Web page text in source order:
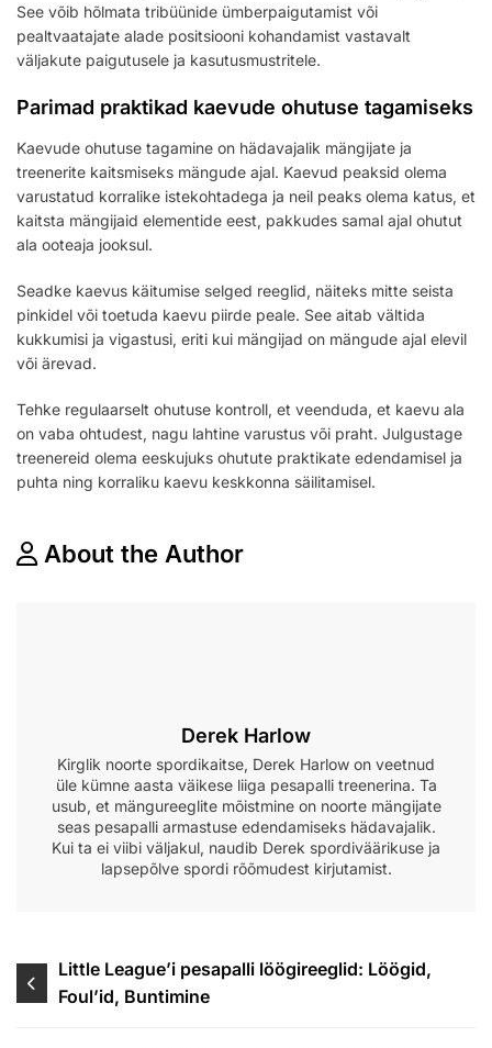
See võib hõlmata tribüünide ümberpaigutamist või
pealtvaatajate alade positsiooni kohandamist vastavalt
väljakute paigutusele ja kasutusmustritele.
Parimad praktikad kaevude ohutuse tagamiseks
Kaevude ohutuse tagamine on hädavajalik mängijate ja
treenerite kaitsmiseks mängude ajal. Kaevud peaksid olema
varustatud korralike istekohtadega ja neil peaks olema katus, et
kaitsta mängijaid elementide eest, pakkudes samal ajal ohutut
ala ooteaja jooksul.
Seadke kaevus käitumise selged reeglid, näiteks mitte seista
pinkidel või toetuda kaevu piirde peale. See aitab vältida
kukkumisi ja vigastusi, eriti kui mängijad on mängude ajal elevil
või ärevad.
Tehke regulaarselt ohutuse kontroll, et veenduda, et kaevu ala
on vaba ohtudest, nagu lahtine varustus või praht. Julgustage
treenereid olema eeskujuks ohutute praktikate edendamisel ja
puhta ning korraliku kaevu keskkonna säilitamisel.
About the Author
Derek Harlow
Kirglik noorte spordikaitse, Derek Harlow on veetnud
üle kümne aasta väikese liiga pesapalli treenerina. Ta
usub, et mängureeglite mõistmine on noorte mängijate
seas pesapalli armastuse edendamiseks hädavajalik.
Kui ta ei viibi väljakul, naudib Derek spordiväärikuse ja
lapsepõlve spordi rõõmudest kirjutamist.
Post
navigation
Little League’i pesapalli löögireeglid: Löögid,
Foul’id, Buntimine